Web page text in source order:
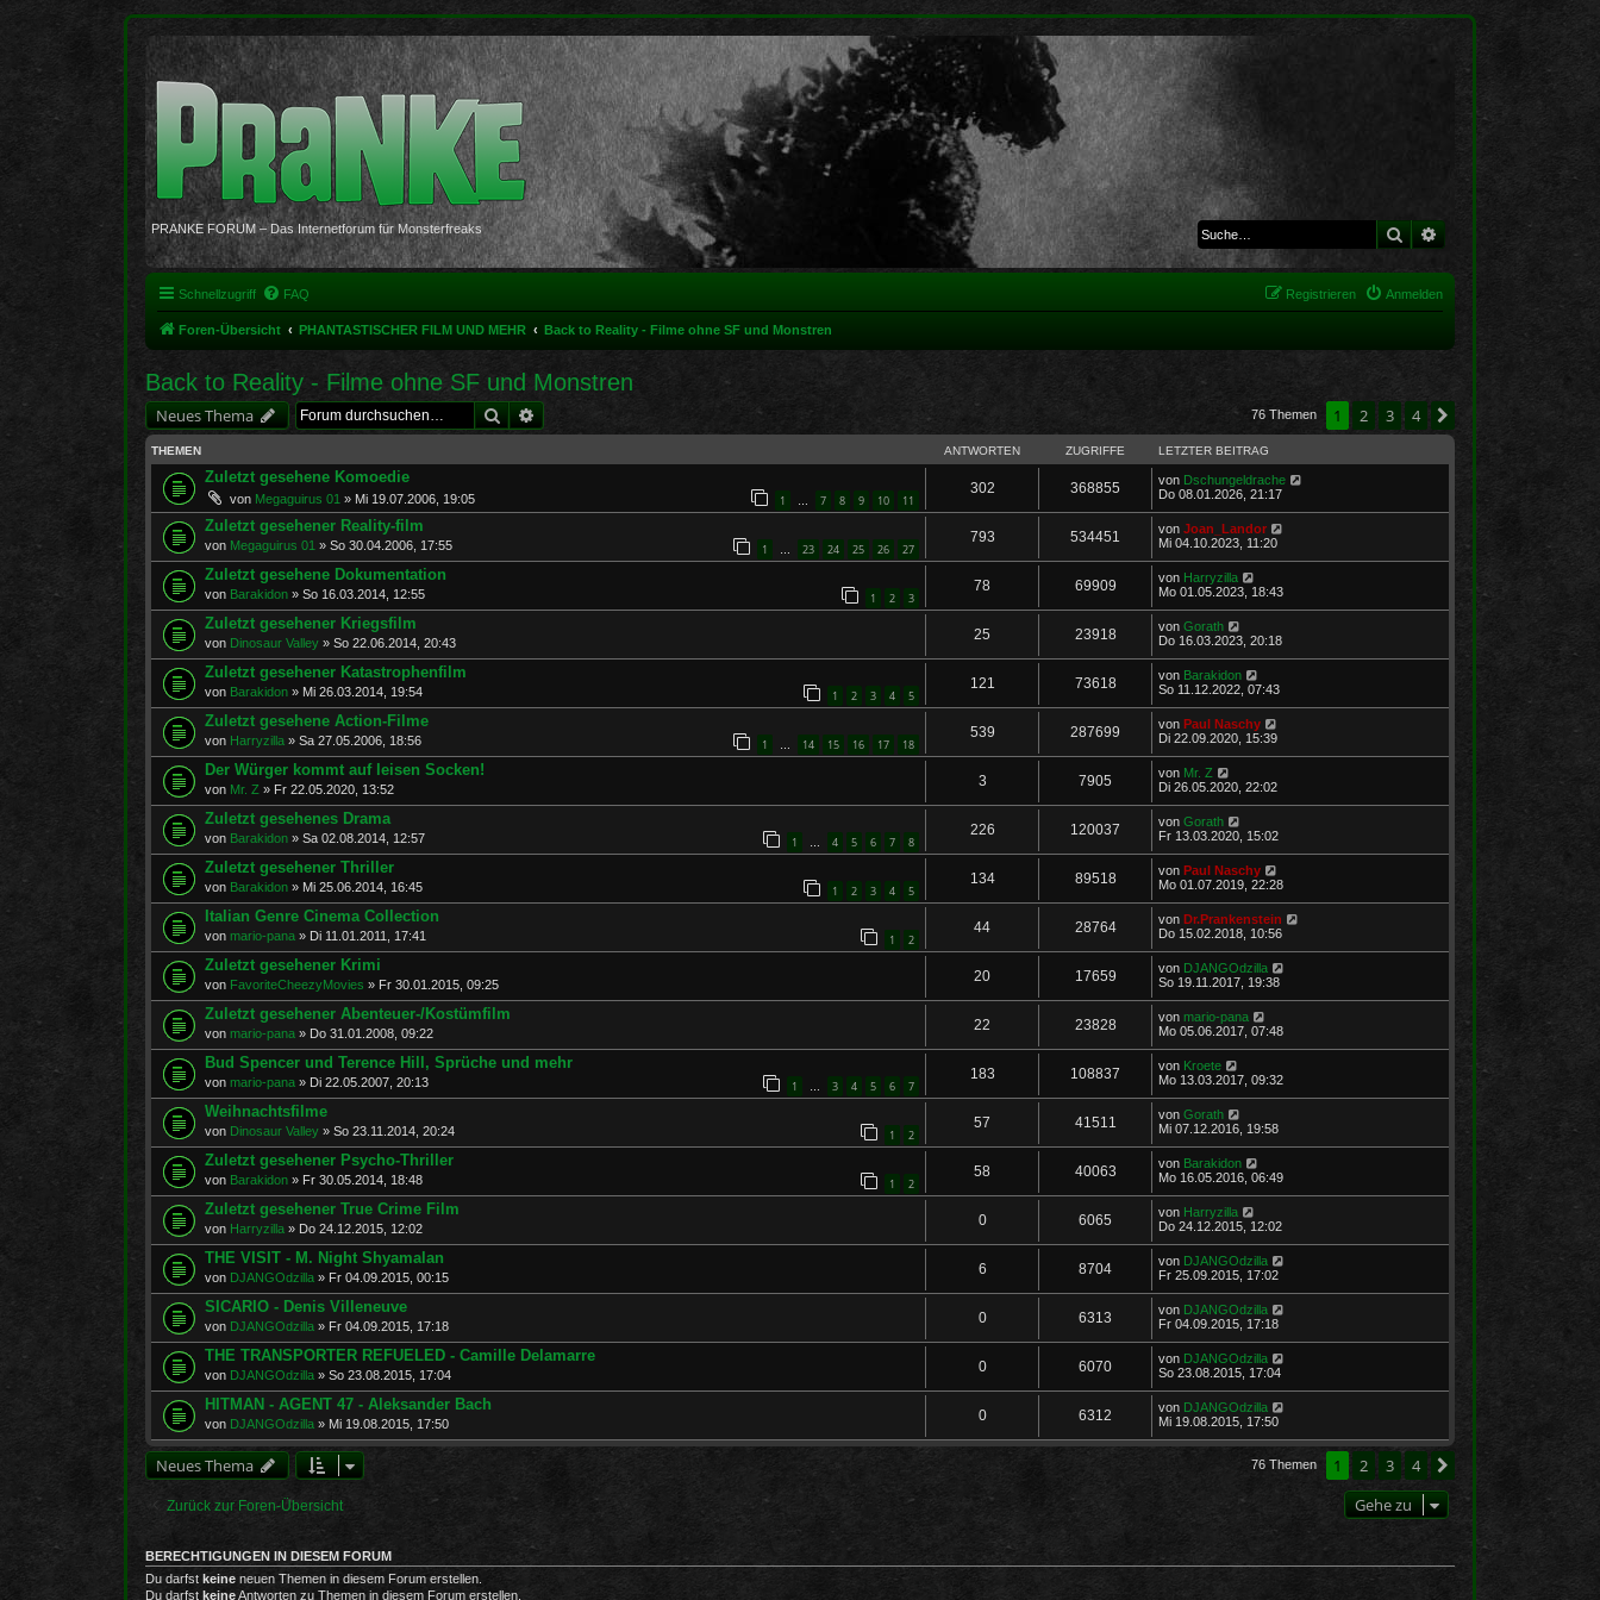
PRANKE FORUM – Das Internetforum für Monsterfreaks Suche Erweiterte Suche
Schnellzugriff FAQ Anmelden
Registrieren
Foren-Übersicht PHANTASTISCHER FILM UND MEHR Back to Reality - Filme ohne SF und Monstren
Back to Reality - Filme ohne SF und Monstren
Neues Thema SucheErweiterte Suche 76 Themen 1 2 3 4
THEMEN ANTWORTEN ZUGRIFFE LETZTER BEITRAG
Zuletzt gesehene Komoedie
von Megaguirus 01 » Mi 19.07.2006, 19:05 1 … 7 8 9 10 11
302 368855 von Dschungeldrache
Do 08.01.2026, 21:17
Zuletzt gesehener Reality-film
von Megaguirus 01 » So 30.04.2006, 17:55 1 … 23 24 25 26 27
793 534451 von Joan_Landor
Mi 04.10.2023, 11:20
Zuletzt gesehene Dokumentation
von Barakidon » So 16.03.2014, 12:55 1 2 3
78 69909 von Harryzilla
Mo 01.05.2023, 18:43
Zuletzt gesehener Kriegsfilm
von Dinosaur Valley » So 22.06.2014, 20:43
25 23918 von Gorath
Do 16.03.2023, 20:18
Zuletzt gesehener Katastrophenfilm
von Barakidon » Mi 26.03.2014, 19:54 1 2 3 4 5
121 73618 von Barakidon
So 11.12.2022, 07:43
Zuletzt gesehene Action-Filme
von Harryzilla » Sa 27.05.2006, 18:56 1 … 14 15 16 17 18
539 287699 von Paul Naschy
Di 22.09.2020, 15:39
Der Würger kommt auf leisen Socken!
von Mr. Z » Fr 22.05.2020, 13:52
3 7905 von Mr. Z
Di 26.05.2020, 22:02
Zuletzt gesehenes Drama
von Barakidon » Sa 02.08.2014, 12:57 1 … 4 5 6 7 8
226 120037 von Gorath
Fr 13.03.2020, 15:02
Zuletzt gesehener Thriller
von Barakidon » Mi 25.06.2014, 16:45 1 2 3 4 5
134 89518 von Paul Naschy
Mo 01.07.2019, 22:28
Italian Genre Cinema Collection
von mario-pana » Di 11.01.2011, 17:41 1 2
44 28764 von Dr.Prankenstein
Do 15.02.2018, 10:56
Zuletzt gesehener Krimi
von FavoriteCheezyMovies » Fr 30.01.2015, 09:25
20 17659 von DJANGOdzilla
So 19.11.2017, 19:38
Zuletzt gesehener Abenteuer-/Kostümfilm
von mario-pana » Do 31.01.2008, 09:22
22 23828 von mario-pana
Mo 05.06.2017, 07:48
Bud Spencer und Terence Hill, Sprüche und mehr
von mario-pana » Di 22.05.2007, 20:13 1 … 3 4 5 6 7
183 108837 von Kroete
Mo 13.03.2017, 09:32
Weihnachtsfilme
von Dinosaur Valley » So 23.11.2014, 20:24 1 2
57 41511 von Gorath
Mi 07.12.2016, 19:58
Zuletzt gesehener Psycho-Thriller
von Barakidon » Fr 30.05.2014, 18:48 1 2
58 40063 von Barakidon
Mo 16.05.2016, 06:49
Zuletzt gesehener True Crime Film
von Harryzilla » Do 24.12.2015, 12:02
0 6065 von Harryzilla
Do 24.12.2015, 12:02
THE VISIT - M. Night Shyamalan
von DJANGOdzilla » Fr 04.09.2015, 00:15
6 8704 von DJANGOdzilla
Fr 25.09.2015, 17:02
SICARIO - Denis Villeneuve
von DJANGOdzilla » Fr 04.09.2015, 17:18
0 6313 von DJANGOdzilla
Fr 04.09.2015, 17:18
THE TRANSPORTER REFUELED - Camille Delamarre
von DJANGOdzilla » So 23.08.2015, 17:04
0 6070 von DJANGOdzilla
So 23.08.2015, 17:04
HITMAN - AGENT 47 - Aleksander Bach
von DJANGOdzilla » Mi 19.08.2015, 17:50
0 6312 von DJANGOdzilla
Mi 19.08.2015, 17:50
Neues Thema 76 Themen 1 2 3 4
Zurück zur Foren-Übersicht Gehe zu
BERECHTIGUNGEN IN DIESEM FORUM
Du darfst keine neuen Themen in diesem Forum erstellen.
Du darfst keineAntworten zu Themen in diesem Forum erstellen.